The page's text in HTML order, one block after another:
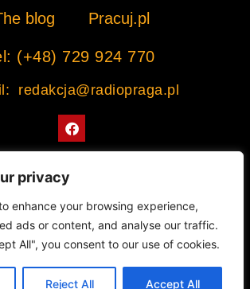
privacy
enhance your browsing experience,
ads or content, and analyse our traffic.
All", you consent to our use of cookies.
Reject All Accept All
blog Pracuj.pl
(+48) 729 924 770
redakcja@radiopraga.pl
F
a
c
o
k
z Muzeum Warszawskiej Pragi
All rights Reserved. Radiopraga.pl
internetowej: tomasz-kaminski.pl